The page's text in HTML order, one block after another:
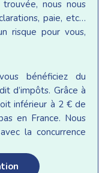
nous nous
paie, etc…
risque pour vous,
bénéficiez du
d’impôts. Grâce à
inférieur à 2 € de
en France. Nous
la concurrence